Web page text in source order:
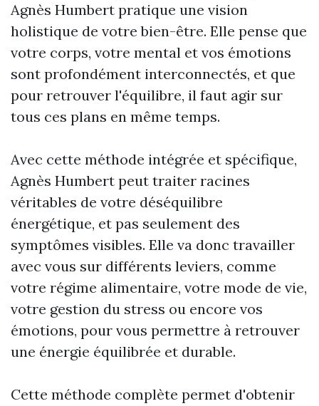
Agnès Humbert pratique une vision
holistique de votre bien-être. Elle pense que
votre corps, votre mental et vos émotions
sont profondément interconnectés, et que
pour retrouver l'équilibre, il faut agir sur
tous ces plans en même temps.
Avec cette méthode intégrée et spécifique,
Agnès Humbert peut traiter racines
véritables de votre déséquilibre
énergétique, et pas seulement des
symptômes visibles. Elle va donc travailler
avec vous sur différents leviers, comme
votre régime alimentaire, votre mode de vie,
votre gestion du stress ou encore vos
émotions, pour vous permettre à retrouver
une énergie équilibrée et durable.
Cette méthode complète permet d'obtenir